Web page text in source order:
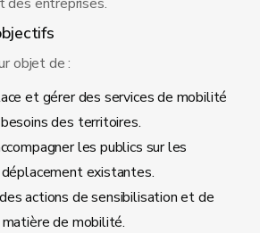
objet de :
et gérer des services de mobilité
des territoires.
les publics sur les
existantes.
actions de sensibilisation et de
de mobilité.